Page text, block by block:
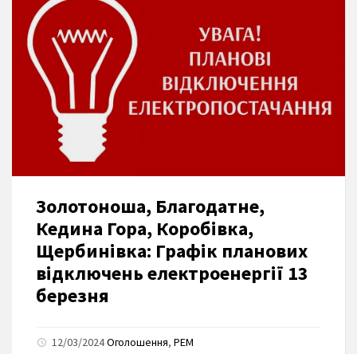
Золотоноша, Благодатне,
Кедина Гора, Коробівка,
Щербинівка: Графік планових
відключень електроенергії 13
березня
12/03/2024Оголошення, РЕМ